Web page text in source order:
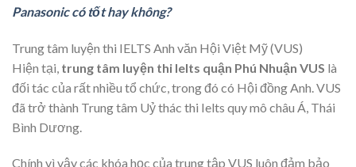
Panasonic có tốt hay không?
Trung tâm luyện thi IELTS Anh văn Hội Việt Mỹ (VUS)
Hiện tại, trung tâm luyện thi Ielts quận Phú Nhuận VUS là
đối tác của rất nhiều tổ chức, trong đó có Hội đồng Anh. VUS
đã trở thành Trung tâm Uỷ thác thi Ielts quy mô châu Á, Thái
Bình Dương.
Chính vì vậy các khóa học của trung tập VUS luôn đảm bảo